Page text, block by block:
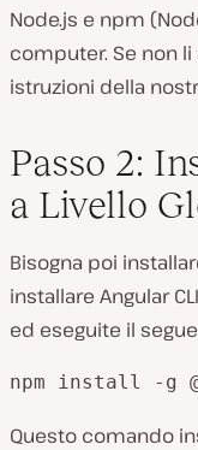
Node.js e npm
computer. Se non
istruzioni della
Passo 2:
a Livello
Bisogna poi
installare Angular
ed eseguite il
npm install -g
Questo comando